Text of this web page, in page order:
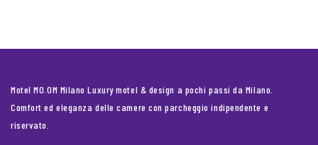
Motel MO.OM Milano Luxury motel & design a pochi passi da Milano.
Comfort ed eleganza delle camere con parcheggio indipendente e
riservato.